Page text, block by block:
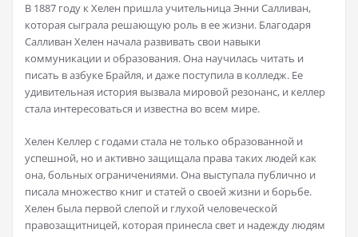
В 1887 году к Хелен пришла учительница Энни Салливан,
которая сыграла решающую роль в ее жизни. Благодаря
Салливан Хелен начала развивать свои навыки
коммуникации и образования. Она научилась читать и
писать в азбуке Брайля, и даже поступила в колледж. Ее
удивительная история вызвала мировой резонанс, и келлер
стала интересоваться и известна во всем мире.
Хелен Келлер с годами стала не только образованной и
успешной, но и активно защищала права таких людей как
она, больных ограничениями. Она выступала публично и
писала множество книг и статей о своей жизни и борьбе.
Хелен была первой слепой и глухой человеческой
правозащитницей, которая принесла свет и надежду людям